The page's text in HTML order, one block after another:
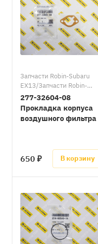
Запчасти Robin-Subaru
EX13/Запчасти Robin-
Subaru EX17, EX21
277-32604-08
Прокладка корпуса
воздушного фильтра
650 ₽ В корзину